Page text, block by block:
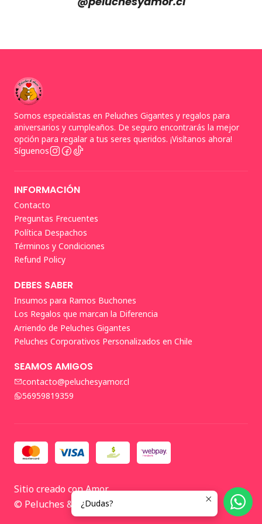
Somos especialistas en Peluches Gigantes y regalos para
aniversarios y cumpleaños. De seguro encontrarás la mejor
opción para regalar a tus seres queridos. ¡Visítanos ahora!
Síguenos
INFORMACIÓN
Contacto
Preguntas Frecuentes
Política Despachos
Términos y Condiciones
Refund Policy
DEBES SABER
Insumos para Ramos Buchones
Los Regalos que marcan la Diferencia
Arriendo de Peluches Gigantes
Peluches Corporativos Personalizados en Chile
SEAMOS AMIGOS
contacto@peluchesyamor.cl
56959819359
Sitio creado con Amor
© Peluches & Amor 2026 🤍
¿Dudas?